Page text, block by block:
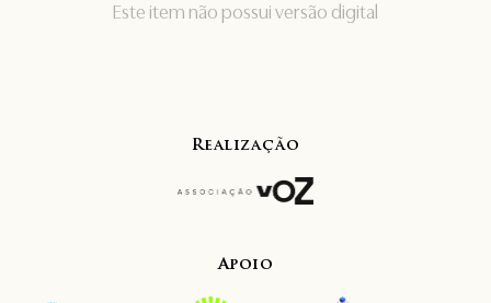
Este item não possui versão digital
Realização
Apoio